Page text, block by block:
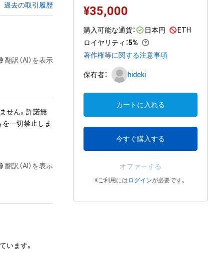
過去の取引履歴
翻訳（AI）を表示
せん。許諾無
を一切禁止しま
翻訳（AI）を表示
います。
¥35,000
購入可能な通貨： 日本円
ETH
ロイヤリティ ：5%
著作権等に関する注意事項
保有者： hideki
カートに入れる
今すぐ購入する
オファーする
※ご利用には ログインが必要です。